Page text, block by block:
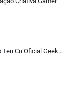
Mouse Pad Ergonômico Gatinho Teu Cu Oficial Geek Vip